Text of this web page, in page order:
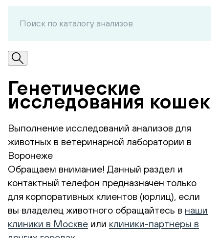
Генетические
исследования кошек
Выполнение исследований анализов для
животных в ветеринарной лаборатории в
Воронеже
Обращаем внимание! Данный раздел и
контактный телефон предназначен только
для корпоративных клиентов (юрлиц), если
вы владелец животного обращайтесь в наши
клиники в Москве или клиники-партнеры в